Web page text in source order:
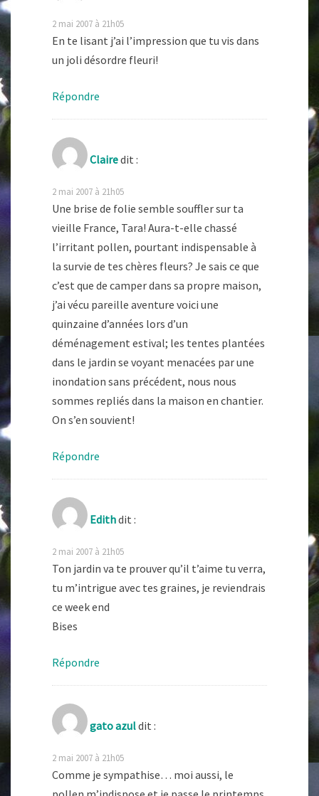
2 mai 2007 à 21h05
En te lisant j’ai l’impression que tu vis dans
un joli désordre fleuri!
Répondre
Clairedit :
2 mai 2007 à 21h05
Une brise de folie semble souffler sur ta
vieille France, Tara! Aura-t-elle chassé
l’irritant pollen, pourtant indispensable à
la survie de tes chères fleurs? Je sais ce que
c’est que de camper dans sa propre maison,
j’ai vécu pareille aventure voici une
quinzaine d’années lors d’un
déménagement estival; les tentes plantées
dans le jardin se voyant menacées par une
inondation sans précédent, nous nous
sommes repliés dans la maison en chantier.
On s’en souvient!
Répondre
Edithdit :
2 mai 2007 à 21h05
Ton jardin va te prouver qu’il t’aime tu verra,
tu m’intrigue avec tes graines, je reviendrais
ce week end
Bises
Répondre
gato azuldit :
2 mai 2007 à 21h05
Comme je sympathise… moi aussi, le